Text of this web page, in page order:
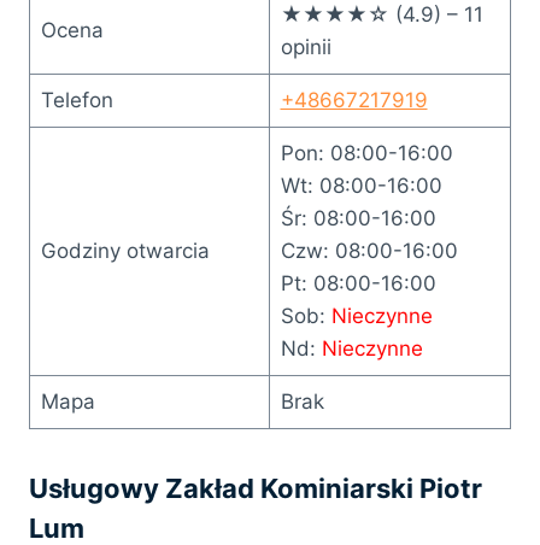
Ocena
★★★★☆ (4.9) – 11
opinii
Telefon +48667217919
Godziny otwarcia
Pon: 08:00-16:00
Wt: 08:00-16:00
Śr: 08:00-16:00
Czw: 08:00-16:00
Pt: 08:00-16:00
Sob: Nieczynne
Nd: Nieczynne
Mapa Brak
Usługowy Zakład Kominiarski Piotr
Lum